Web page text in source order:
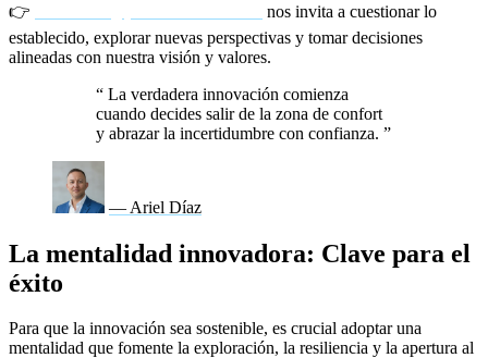
👉
nos invita a cuestionar lo
establecido, explorar nuevas perspectivas y tomar decisiones
alineadas con nuestra visión y valores.
“ La verdadera innovación comienza
cuando decides salir de la zona de confort
y abrazar la incertidumbre con confianza. ”
— Ariel Díaz
La mentalidad innovadora: Clave para el
éxito
Para que la innovación sea sostenible, es crucial adoptar una
mentalidad que fomente la exploración, la resiliencia y la apertura al